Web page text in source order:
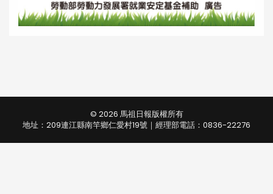
© 2026 馬祖日報版權所有
地址：209連江縣南竿鄉仁愛村19號｜經理部電話：0836-22276